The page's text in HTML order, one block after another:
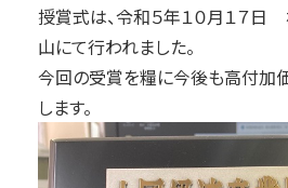
授賞式は、令和５年１０月１７日
山にて行われました。
今回の受賞を糧に今後も高付加
します。